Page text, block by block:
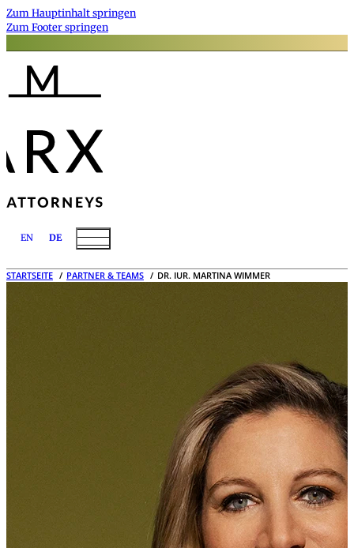
Zum Hauptinhalt springen
Zum Footer springen
EN DE
STARTSEITE PARTNER & TEAMS DR. IUR. MARTINA WIMMER